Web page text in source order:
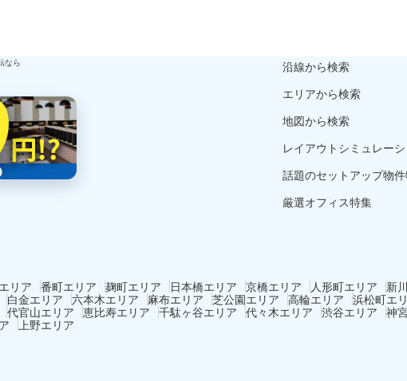
なら
沿線から検索
エリアから検索
地図から検索
レイアウトシミュレー
話題のセットアップ物
厳選オフィス特集
リア 番町エリア 麹町エリア 日本橋エリア 京橋エリア 人形町エリア 新
白金エリア 六本木エリア 麻布エリア 芝公園エリア 高輪エリア 浜松町エ
代官山エリア 恵比寿エリア 千駄ヶ谷エリア 代々木エリア 渋谷エリア 神
上野エリア